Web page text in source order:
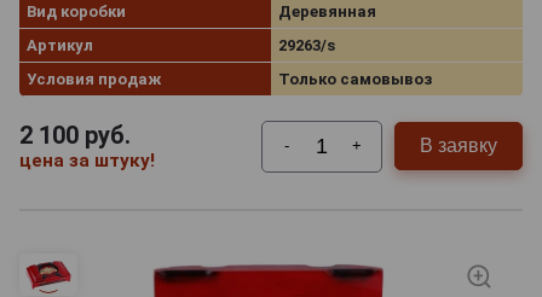
Вид коробки
Деревянная
Артикул
29263/s
Условия продаж
Только самовывоз
2 100 руб.
цена за штуку!
- + В заявку